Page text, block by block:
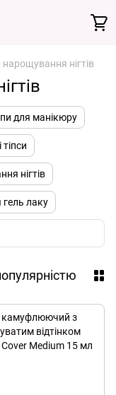
нарощування нігтів
для манікюру
тіпси
нігтів
гель лаку
нігтів